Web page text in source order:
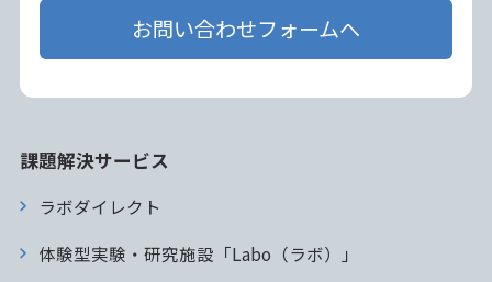
お問い合わせフォームへ
課題解決サービス
ラボダイレクト
体験型実験・研究施設「Labo（ラボ）」